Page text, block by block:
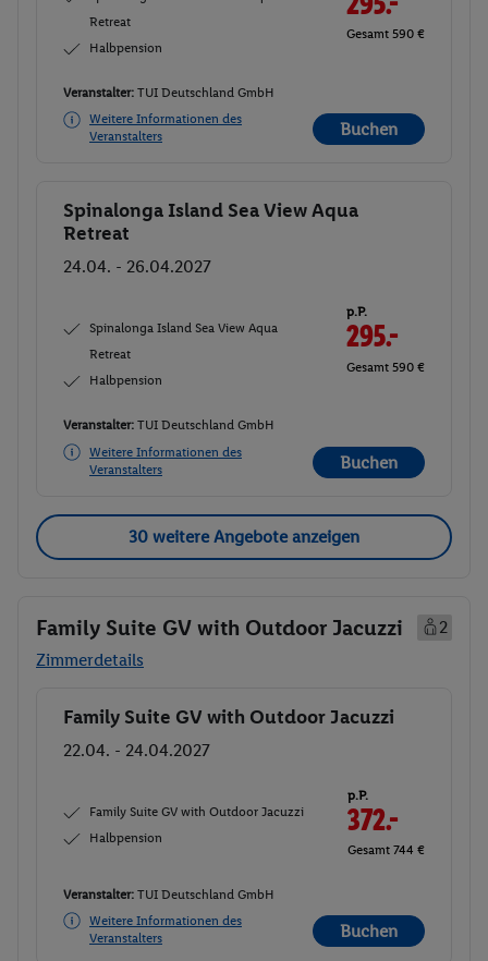
Retreat
Halbpension
Gesamt 590 €
Veranstalter: TUI Deutschland GmbH
Weitere Informationen des
Veranstalters
Buchen
Buchen
Spinalonga Island Sea View Aqua
Retreat
24.04. - 26.04.2027
Spinalonga Island Sea View Aqua
Retreat
Halbpension
p.P.
295.-
Gesamt 590 €
Veranstalter: TUI Deutschland GmbH
Weitere Informationen des
Veranstalters
Buchen
30 weitere Angebote anzeigen
Family Suite GV with Outdoor Jacuzzi
2
Zimmerdetails
Buchen
Family Suite GV with Outdoor Jacuzzi
22.04. - 24.04.2027
Family Suite GV with Outdoor Jacuzzi
Halbpension
p.P.
372.-
Gesamt 744 €
Veranstalter: TUI Deutschland GmbH
Weitere Informationen des
Veranstalters
Buchen